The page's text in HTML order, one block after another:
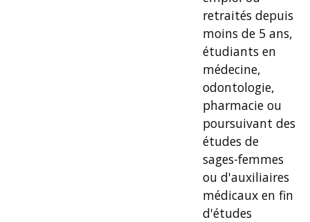
retraités depuis
moins de 5 ans,
étudiants en
médecine,
odontologie,
pharmacie ou
poursuivant des
études de
sages-femmes
ou d'auxiliaires
médicaux en fin
d'études